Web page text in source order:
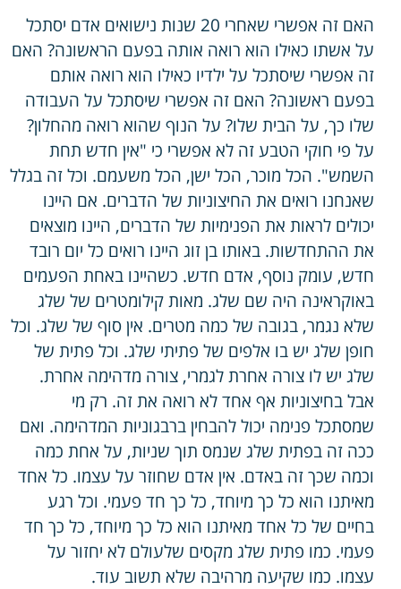
האם זה אפשרי שאחרי 20 שנות נישואים אדם יסתכל
על אשתו כאילו הוא רואה אותה בפעם הראשונה? האם
זה אפשרי שיסתכל על ילדיו כאילו הוא רואה אותם
בפעם ראשונה? האם זה אפשרי שיסתכל על העבודה
שלו כך, על הבית שלו? על הנוף שהוא רואה מהחלון?
על פי חוקי הטבע זה לא אפשרי כי "אין חדש תחת
השמש". הכל מוכר, הכל ישן, הכל משעמם. וכל זה בגלל
שאנחנו רואים את החיצוניות של הדברים. אם היינו
יכולים לראות את הפנימיות של הדברים, היינו מוצאים
את ההתחדשות. באותו בן זוג היינו רואים כל יום רובד
חדש, עומק נוסף, אדם חדש. כשהיינו באחת הפעמים
באוקראינה היה שם שלג. מאות קילומטרים של שלג
שלא נגמר, בגובה של כמה מטרים. אין סוף של שלג. וכל
חופן שלג יש בו אלפים של פתיתי שלג. וכל פתית של
שלג יש לו צורה אחרת לגמרי, צורה מדהימה אחרת.
אבל בחיצוניות אף אחד לא רואה את זה. רק מי
שמסתכל פנימה יכול להבחין ברבגוניות המדהימה. ואם
ככה זה בפתית שלג שנמס תוך שניות, על אחת כמה
וכמה שכך זה באדם. אין אדם שחוזר על עצמו. כל אחד
מאיתנו הוא כל כך מיוחד, כל כך חד פעמי. וכל רגע
בחיים של כל אחד מאיתנו הוא כל כך מיוחד, כל כך חד
פעמי. כמו פתית שלג מקסים שלעולם לא יחזור על
עצמו. כמו שקיעה מרהיבה שלא תשוב עוד.